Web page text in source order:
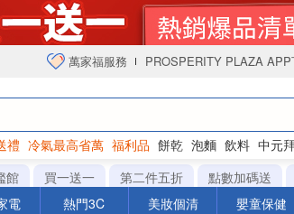
萬家福服務 PROSPERITY PLAZA
禮 冷氣最高省萬 福利品 餅乾 泡麵 飲料 中元
館 買一送一 第二件五折 點數加碼送
電 熱門3C 美妝個清 嬰童保健